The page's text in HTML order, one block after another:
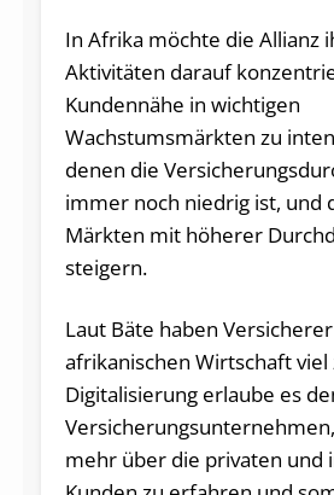
In Afrika möchte die Allianz
Aktivitäten darauf
Kundennähe in wichtigen
Wachstumsmärkten zu
denen die
immer noch niedrig ist, und
Märkten mit höherer
steigern.
Laut Bäte haben
afrikanischen Wirtschaft viel
Digitalisierung erlaube es
mehr über die privaten und